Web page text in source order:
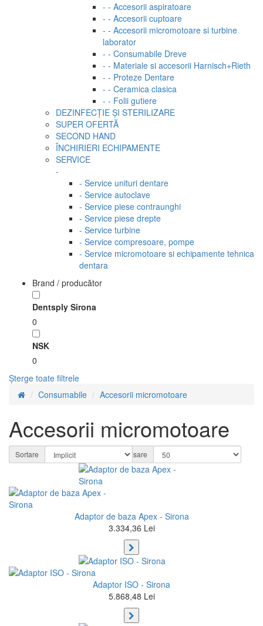
- - Accesorii aspiratoare
- - Accesorii cuptoare
- - Accesorii micromotoare si turbine
laborator
- - Consumabile Dreve
- - Materiale si accesorii Harnisch+Rieth
- - Proteze Dentare
- - Ceramica clasica
- - Folii gutiere
DEZINFECȚIE ȘI STERILIZARE
SUPER OFERTĂ
SECOND HAND
ÎNCHIRIERI ECHIPAMENTE
SERVICE
-
- Service unituri dentare
- Service autoclave
- Service piese contraunghi
- Service piese drepte
- Service turbine
- Service compresoare, pompe
- Service micromotoare si echipamente tehnica
dentara
Brand / producător
Dentsply Sirona
0
NSK
0
Șterge toate filtrele
Consumabile
Accesorii micromotoare
Accesorii micromotoare
Sortare Afisare
Adaptor de baza Apex - Sirona
3.334,36 Lei
Adaptor ISO - Sirona
5.868,48 Lei